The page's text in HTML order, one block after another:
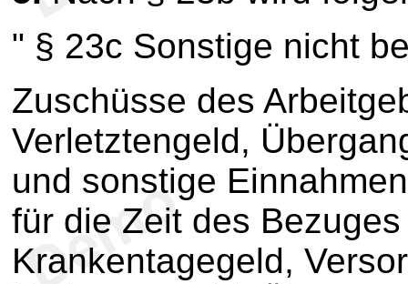
" § 23c Sonstige nicht
Zuschüsse des
Verletztengeld,
und sonstige
für die Zeit des
Krankentagegeld,